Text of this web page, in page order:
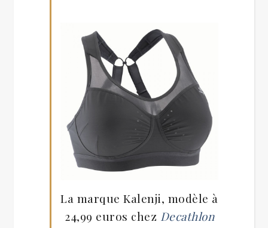
La marque Kalenji, modèle à
24,99 euros chez Decathlon